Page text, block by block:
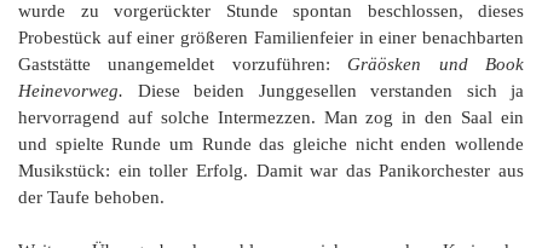
wurde zu vorgerückter Stunde spontan beschlossen, dieses
Probestück auf einer größeren Familienfeier in einer benachbarten
Gaststätte unangemeldet vorzuführen:Gräösken und Book
Heinevorweg. Diese beiden Junggesellen verstanden sich ja
hervorragend auf solche Intermezzen. Man zog in den Saal ein
und spielte Runde um Runde das gleiche nicht enden wollende
Musikstück: ein toller Erfolg. Damit war das Panikorchester aus
der Taufe behoben.